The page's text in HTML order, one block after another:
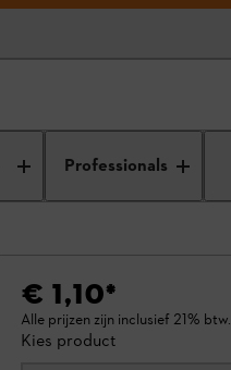
Professionals
€ 1,10*
Alle prijzen zijn inclusief 21% btw.
Kies product